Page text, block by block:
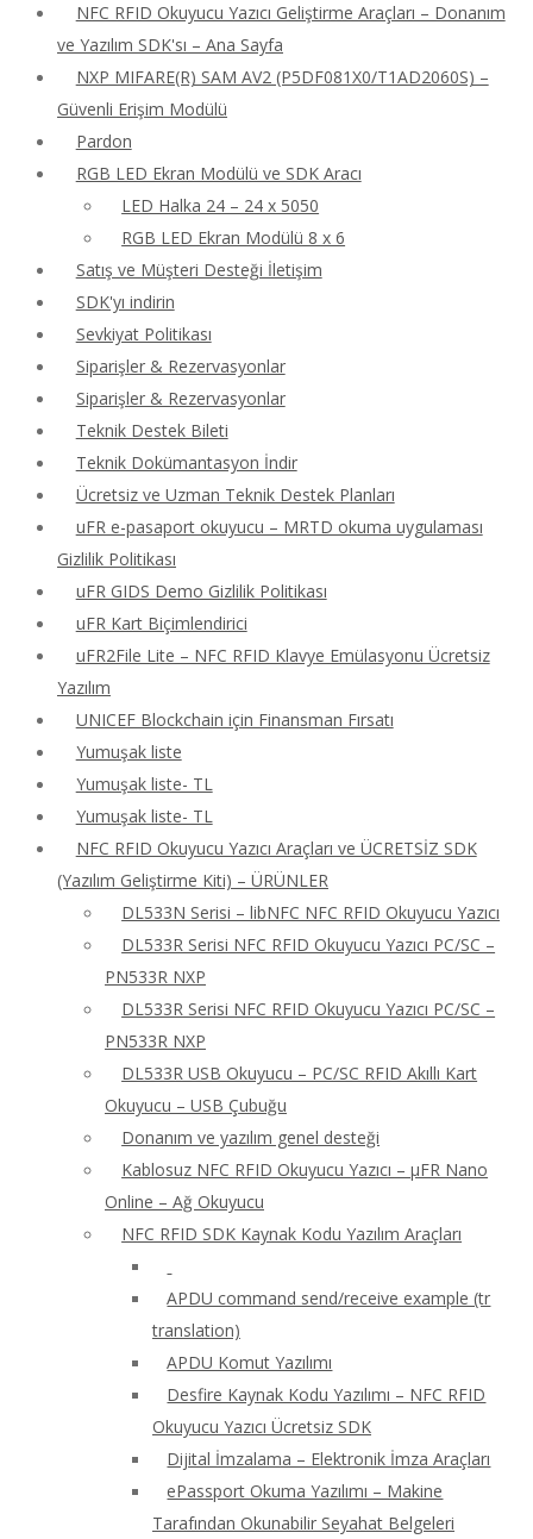
NFC RFID Okuyucu Yazıcı Geliştirme Araçları – Donanım
ve Yazılım SDK'sı – Ana Sayfa
NXP MIFARE(R) SAM AV2 (P5DF081X0/T1AD2060S) –
Güvenli Erişim Modülü
Pardon
RGB LED Ekran Modülü ve SDK Aracı
LED Halka 24 – 24 x 5050
RGB LED Ekran Modülü 8 x 6
Satış ve Müşteri Desteği İletişim
SDK'yı indirin
Sevkiyat Politikası
Siparişler & Rezervasyonlar
Siparişler & Rezervasyonlar
Teknik Destek Bileti
Teknik Dokümantasyon İndir
Ücretsiz ve Uzman Teknik Destek Planları
uFR e-pasaport okuyucu – MRTD okuma uygulaması
Gizlilik Politikası
uFR GIDS Demo Gizlilik Politikası
uFR Kart Biçimlendirici
uFR2File Lite – NFC RFID Klavye Emülasyonu Ücretsiz
Yazılım
UNICEF Blockchain için Finansman Fırsatı
Yumuşak liste
Yumuşak liste- TL
Yumuşak liste- TL
NFC RFID Okuyucu Yazıcı Araçları ve ÜCRETSİZ SDK
(Yazılım Geliştirme Kiti) – ÜRÜNLER
DL533N Serisi – libNFC NFC RFID Okuyucu Yazıcı
DL533R Serisi NFC RFID Okuyucu Yazıcı PC/SC –
PN533R NXP
DL533R Serisi NFC RFID Okuyucu Yazıcı PC/SC –
PN533R NXP
DL533R USB Okuyucu – PC/SC RFID Akıllı Kart
Okuyucu – USB Çubuğu
Donanım ve yazılım genel desteği
Kablosuz NFC RFID Okuyucu Yazıcı – μFR Nano
Online – Ağ Okuyucu
NFC RFID SDK Kaynak Kodu Yazılım Araçları
APDU command send/receive example (tr
translation)
APDU Komut Yazılımı
Desfire Kaynak Kodu Yazılımı – NFC RFID
Okuyucu Yazıcı Ücretsiz SDK
Dijital İmzalama – Elektronik İmza Araçları
ePassport Okuma Yazılımı – Makine
Tarafından Okunabilir Seyahat Belgeleri